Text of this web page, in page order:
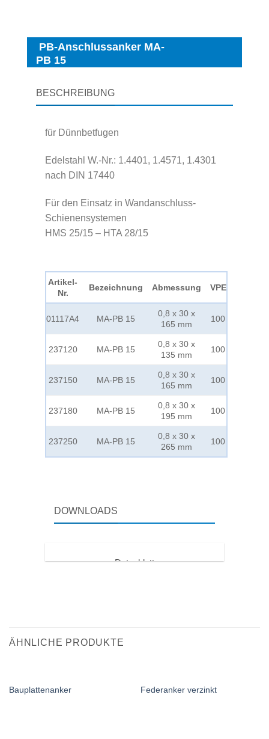
PB-Anschlussanker MA-
PB 15
BESCHREIBUNG
für Dünnbetfugen
Edelstahl W.-Nr.: 1.4401, 1.4571, 1.4301
nach DIN 17440
Für den Einsatz in Wandanschluss-
Schienensystemen
HMS 25/15 – HTA 28/15
Artikel-
Nr.
Bezeichnung Abmessung VPE
01117A4 MA-PB 15
0,8 x 30 x
165 mm
100
237120 MA-PB 15
0,8 x 30 x
135 mm
100
237150 MA-PB 15
0,8 x 30 x
165 mm
100
237180 MA-PB 15
0,8 x 30 x
195 mm
100
237250 MA-PB 15
0,8 x 30 x
265 mm
100
DOWNLOADS
Datenblatt
ÄHNLICHE PRODUKTE
Bauplattenanker Federanker verzinkt